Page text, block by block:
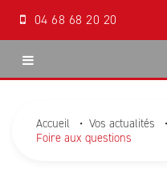
04 68 68 20 20
Notre cabinet
Accueil • Vos actualités •
Foire aux questions